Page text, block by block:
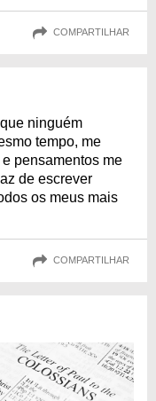
COMPARTILHAR
ninguém
tempo, me
pensamentos me
de escrever
os meus mais
COMPARTILHAR